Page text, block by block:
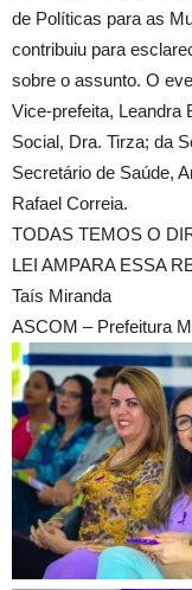
de Políticas para as
contribuiu para
sobre o assunto. O
Vice-prefeita, Leandra
Social, Dra. Tirza; da
Secretário de Saúde,
Rafael Correia.
TODAS TEMOS O
LEI AMPARA ESSA
Taís Miranda
ASCOM – Prefeitura